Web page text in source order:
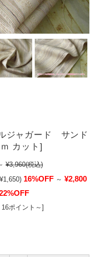
ジャガード サンド
カット]
¥3,960(税込)
16%OFF ～ ¥2,800
ポイント～]